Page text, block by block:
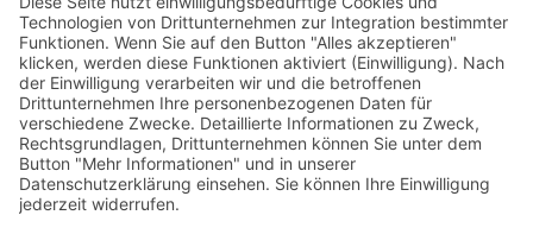
Dokumente
HOTLINE